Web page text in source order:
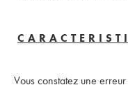
Vous constatez une